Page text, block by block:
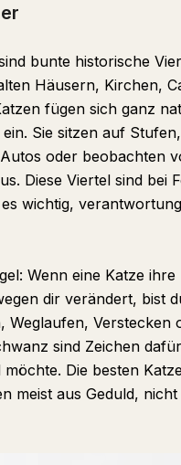
bunte historische
Häusern, Kirchen,
fügen sich ganz
Sie sitzen auf
oder beobachten
Diese Viertel sind bei
wichtig,
Wenn eine Katze ihre
dir verändert, bist
Weglaufen, Verstecken
sind Zeichen
Die besten
meist aus Geduld, nicht